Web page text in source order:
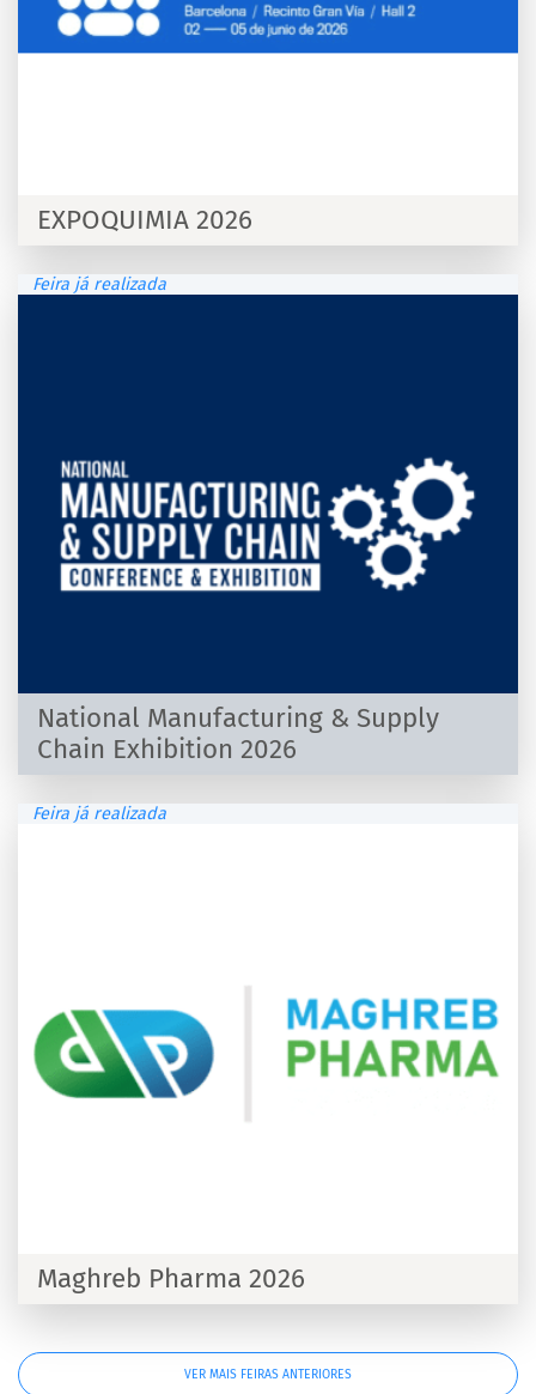
EXPOQUIMIA 2026
Feira já realizada
National Manufacturing & Supply
Chain Exhibition 2026
Feira já realizada
Maghreb Pharma 2026
VER MAIS FEIRAS ANTERIORES